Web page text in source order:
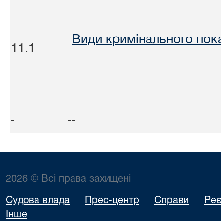
11.1
Види кримінального
2026 © Всі права захищені
Судова влада Прес-центр Справи
Інше